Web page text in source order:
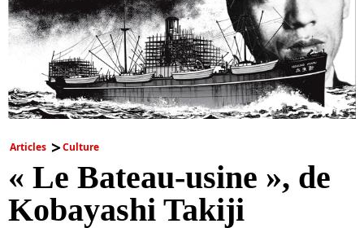
Articles Culture
« Le Bateau-usine », de
Kobayashi Takiji